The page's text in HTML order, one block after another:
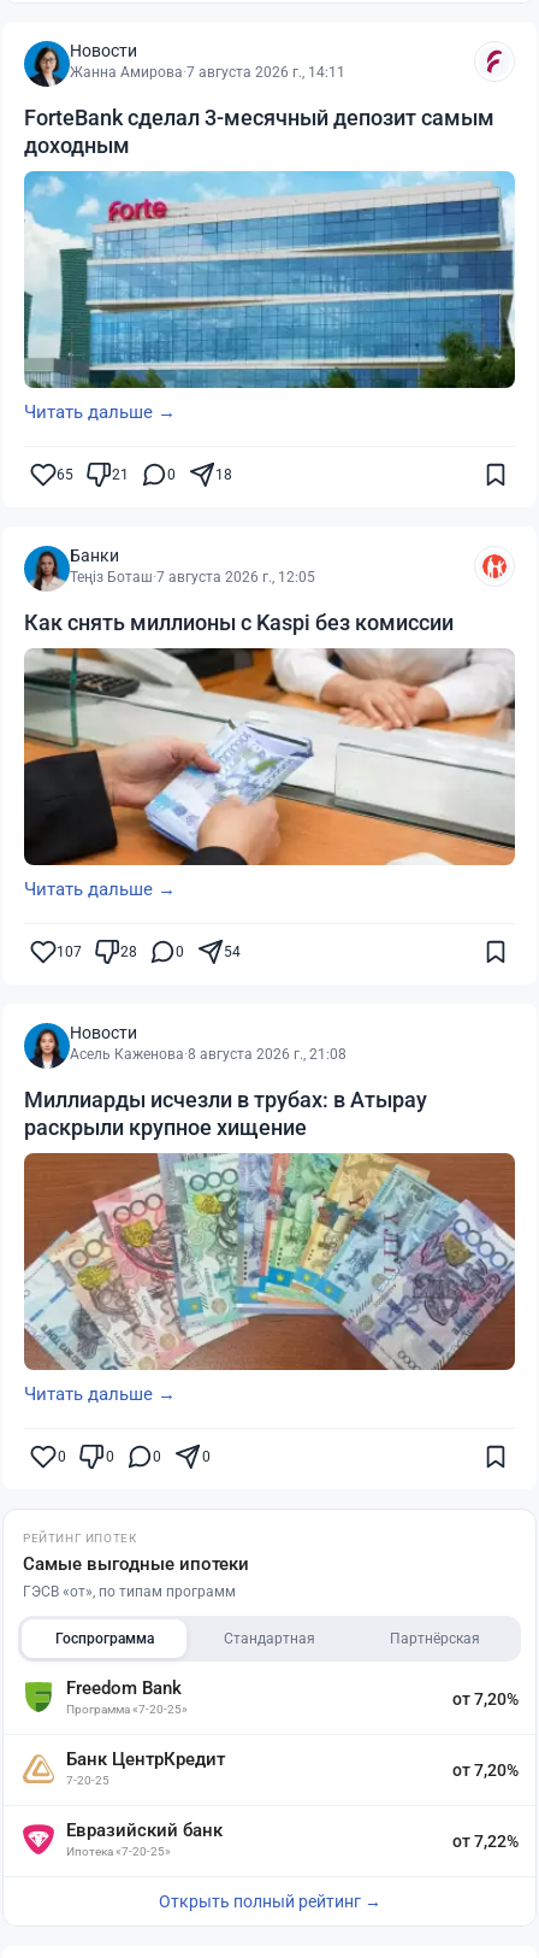
Новости
Жанна Амирова·7 августа 2026 г., 14:11
ForteBank сделал 3-месячный депозит самым
доходным
Читать дальше →
65 21 0 18
Банки
Теңіз Боташ·7 августа 2026 г., 12:05
Как снять миллионы с Kaspi без комиссии
Читать дальше →
107 28 0 54
Новости
Асель Каженова·8 августа 2026 г., 21:08
Миллиарды исчезли в трубах: в Атырау
раскрыли крупное хищение
Читать дальше →
0 0 0 0
РЕЙТИНГ ИПОТЕК
Самые выгодные ипотеки
ГЭСВ «от», по типам программ
Госпрограмма Стандартная Партнёрская
Freedom Bank
Программа «7-20-25»
от 7,20%
Банк ЦентрКредит
7-20-25
от 7,20%
Евразийский банк
Ипотека «7-20-25»
от 7,22%
Открыть полный рейтинг →